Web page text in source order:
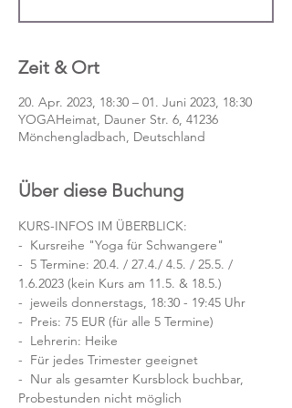
Zeit & Ort
20. Apr. 2023, 18:30 – 01. Juni 2023, 18:30
YOGAHeimat, Dauner Str. 6, 41236
Mönchengladbach, Deutschland
Über diese Buchung
KURS-INFOS IM ÜBERBLICK:
-  Kursreihe "Yoga für Schwangere"
-  5 Termine: 20.4. / 27.4./ 4.5. / 25.5. /
1.6.2023 (kein Kurs am 11.5. & 18.5.)
-  jeweils donnerstags, 18:30 - 19:45 Uhr
-  Preis: 75 EUR (für alle 5 Termine)
-  Lehrerin: Heike
-  Für jedes Trimester geeignet
-  Nur als gesamter Kursblock buchbar,
Probestunden nicht möglich